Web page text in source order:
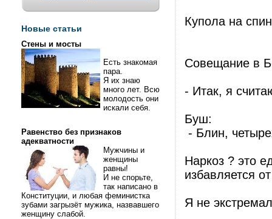
Новые статьи
Стены и мосты
Есть знакомая
пара.
Я их знаю
много лет. Всю
молодость они
искали себя.
Равенство без признаков
адекватности
Мужчины и
женщины
равны!
И не спорьте,
так написано в
Конституции, и любая феминистка
зубами загрызёт мужика, назвавшего
женщину слабой.
Купола на
Совещание в
- Итак, я
Буш:
- Блин,
Наркоз ? это
избавляется
Я не